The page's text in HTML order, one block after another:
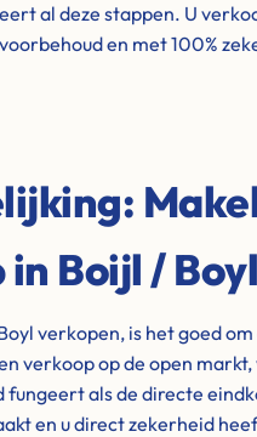
al deze stappen. U
en met 100%
Boijl / Boyl
verkopen, is het goed
verkoop op de open
fungeert als de directe
en u direct zekerheid